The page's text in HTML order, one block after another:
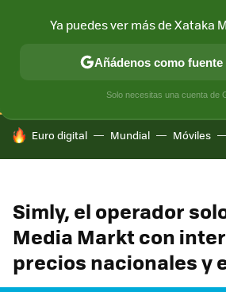
CONECTIVIDAD MÓVIL Y SOCIEDAD
HOY SE HABLA DE
Euro digital Mundial Móviles
Simly, el operador
Media Markt con
precios nacionales y
Ya puedes ver más de Xataka
Añádenos como
Solo necesitas una cuenta de